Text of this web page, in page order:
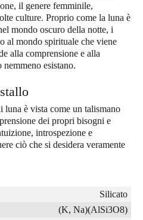
il genere femminile,
culture. Proprio come la luna è
mondo oscuro della notte, i
al mondo spirituale che viene
alla comprensione e alla
nemmeno esistano.
è vista come un talismano
dei propri bisogni e
introspezione e
ciò che si desidera veramente
Silicato
(K, Na)(AlSi3O8)